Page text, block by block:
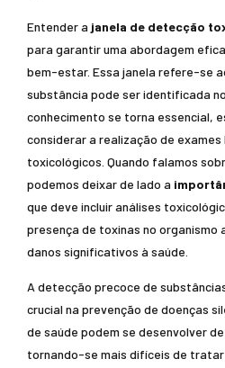
Entender a janela de detecção
para garantir uma abordagem
bem-estar. Essa janela refere-se
substância pode ser identificada
conhecimento se torna essencial,
considerar a realização de
toxicológicos. Quando falamos
podemos deixar de lado a
que deve incluir análises
presença de toxinas no organismo
danos significativos à saúde.
A detecção precoce de
crucial na prevenção de doenças
de saúde podem se desenvolver
tornando-se mais difíceis de